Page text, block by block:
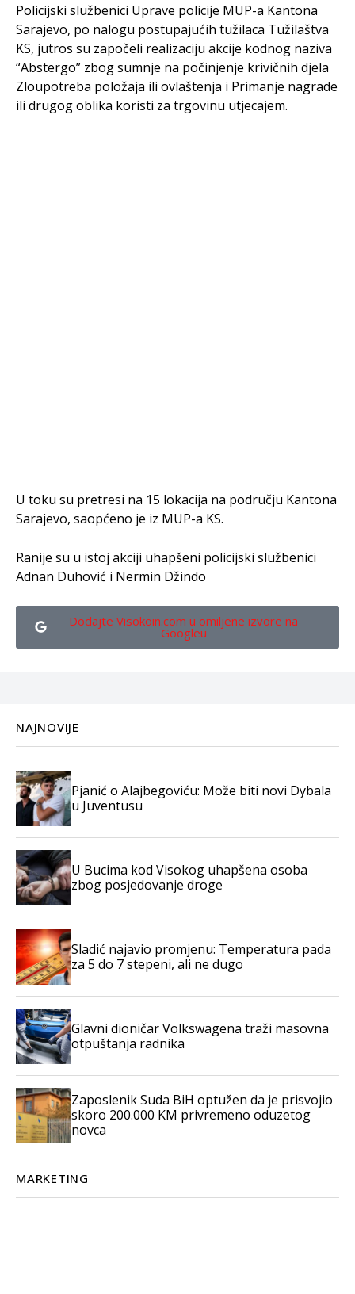
Policijski službenici Uprave policije MUP-a Kantona
Sarajevo, po nalogu postupajućih tužilaca Tužilaštva
KS, jutros su započeli realizaciju akcije kodnog naziva
“Abstergo” zbog sumnje na počinjenje krivičnih djela
Zloupotreba položaja ili ovlaštenja i Primanje nagrade
ili drugog oblika koristi za trgovinu utjecajem.
U toku su pretresi na 15 lokacija na području Kantona
Sarajevo, saopćeno je iz MUP-a KS.
Ranije su u istoj akciji uhapšeni policijski službenici
Adnan Duhović i Nermin Džindo
Dodajte Visokoin.com u omiljene izvore na
Googleu
NAJNOVIJE
Pjanić o Alajbegoviću: Može biti novi Dybala
u Juventusu
U Bucima kod Visokog uhapšena osoba
zbog posjedovanje droge
Sladić najavio promjenu: Temperatura pada
za 5 do 7 stepeni, ali ne dugo
Glavni dioničar Volkswagena traži masovna
otpuštanja radnika
Zaposlenik Suda BiH optužen da je prisvojio
skoro 200.000 KM privremeno oduzetog
novca
MARKETING